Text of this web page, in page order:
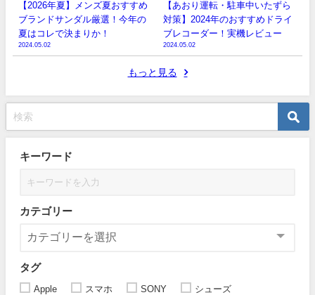
【2026年夏】メンズ夏おすすめ
ブランドサンダル厳選！今年の
夏はコレで決まりか！
2024.05.02
【あおり運転・駐車中いたずら
対策】2024年のおすすめドライ
ブレコーダー！実機レビュー
2024.05.02
もっと見る
キーワード
カテゴリー
タグ
Apple スマホ SONY
シューズ